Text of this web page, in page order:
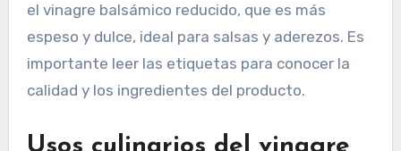
el vinagre balsámico reducido, que es más
espeso y dulce, ideal para salsas y aderezos. Es
importante leer las etiquetas para conocer la
calidad y los ingredientes del producto.